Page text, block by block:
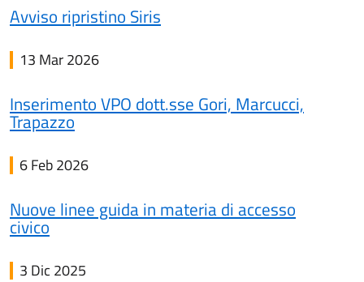
Avviso ripristino Siris
13 Mar 2026
Inserimento VPO dott.sse Gori, Marcucci,
Trapazzo
6 Feb 2026
Nuove linee guida in materia di accesso
civico
3 Dic 2025